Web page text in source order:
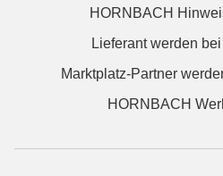
HORNBACH
Lieferant werden
Marktplatz-Partner
HORNBACH